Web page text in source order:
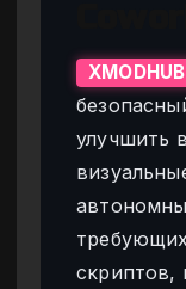
улучшить
скриптов,